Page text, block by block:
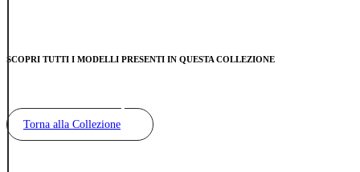
SCOPRI TUTTI I MODELLI PRESENTI IN QUESTA COLLEZIONE
Torna alla Collezione